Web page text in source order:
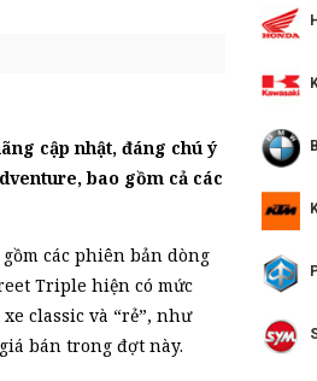
cập nhật, đáng chú ý
bao gồm cả các
gồm các phiên bản dòng
Triple hiện có mức
classic và “rẻ”, như
bán trong đợt này.